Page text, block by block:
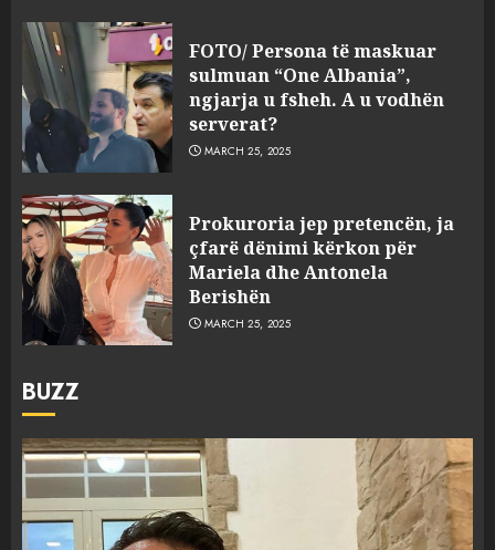
FOTO/ Persona të maskuar
sulmuan “One Albania”,
ngjarja u fsheh. A u vodhën
serverat?
MARCH 25, 2025
Prokuroria jep pretencën, ja
çfarë dënimi kërkon për
Mariela dhe Antonela
Berishën
MARCH 25, 2025
BUZZ